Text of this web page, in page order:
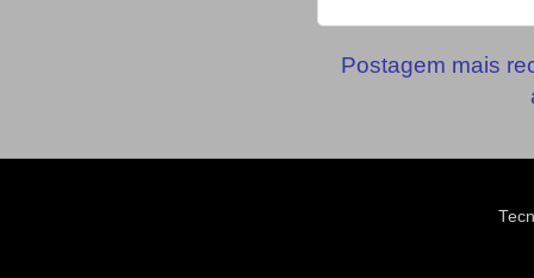
Postagem mais